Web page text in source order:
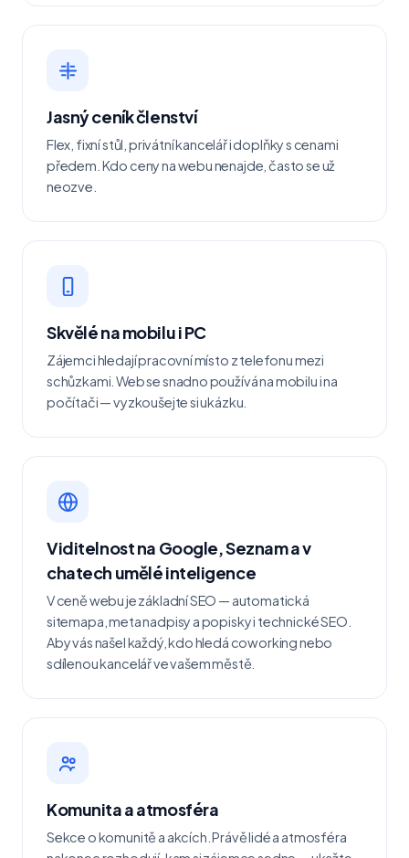
Jasný ceník členství
Flex, fixní stůl, privátní kancelář i doplňky s cenami
předem. Kdo ceny na webu nenajde, často se už
neozve.
Skvělé na mobilu i PC
Zájemci hledají pracovní místo z telefonu mezi
schůzkami. Web se snadno používá na mobilu i na
počítači — vyzkoušejte si ukázku.
Viditelnost na Google, Seznam a v
chatech umělé inteligence
V ceně webu je základní SEO — automatická
sitemapa, meta nadpisy a popisky i technické SEO.
Aby vás našel každý, kdo hledá coworking nebo
sdílenou kancelář ve vašem městě.
Komunita a atmosféra
Sekce o komunitě a akcích. Právě lidé a atmosféra